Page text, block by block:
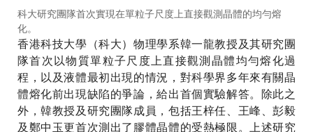
科大研究團隊首次實現在單粒子尺度上直接觀測晶體的均勻熔
化。
香港科技大學（科大）物理學系韓一龍教授及其研究團
隊首次以物質單粒子尺度上直接觀測晶體均勻熔化過
程，以及液體最初出現的情況，對科學界多年來有關晶
體熔化前出現缺陷的爭論，給出首個實驗解答。除此之
外，韓教授及研究團隊成員，包括王梓任、王峰、彭毅
及鄭中玉更首次測出了膠體晶體的受熱極限。上述研究